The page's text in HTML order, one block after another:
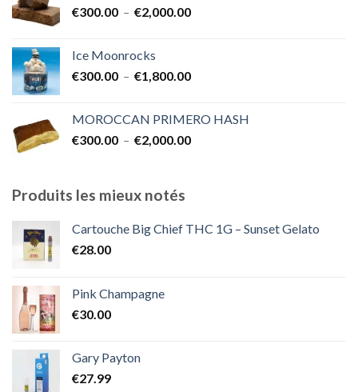
€300.00 – €2,000.00Plage
à
Ice Moonrocks
€300.00 – €1,800.00Plage
€300.00
à
MOROCCAN PRIMERO HASH
€300.00 – €2,000.00Plage
€2,000.00
Produits les mieux notés
Cartouche Big Chief THC 1G – Sunset Gelato
€28.00
Pink Champagne
€30.00
Gary Payton
€27.99